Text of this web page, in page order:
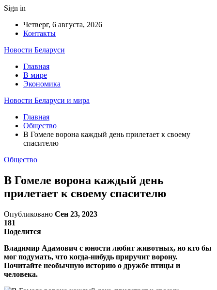
Sign in
Четверг, 6 августа, 2026
Контакты
Новости Беларуси
Главная
В мире
Экономика
Новости Беларуси и мира
Главная
Общество
В Гомеле ворона каждый день прилетает к своему
спасителю
Общество
В Гомеле ворона каждый день
прилетает к своему спасителю
Опубликовано Сен 23, 2023
181
Поделится
Владимир Адамович с юности любит животных, но кто бы
мог подумать, что когда-нибудь приручит ворону.
Почитайте необычную историю о дружбе птицы и
человека.